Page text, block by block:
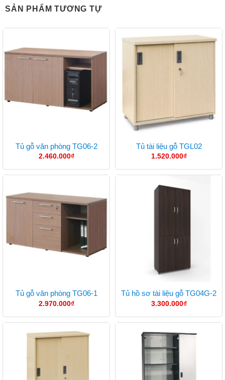
SẢN PHẨM TƯƠNG TỰ
Tủ gỗ văn phòng TG06-2
2.460.000₫
Tủ tài liệu gỗ TGL02
1.520.000₫
Tủ gỗ văn phòng TG06-1
2.970.000₫
Tủ hồ sơ tài liệu gỗ TG04G-2
3.300.000₫